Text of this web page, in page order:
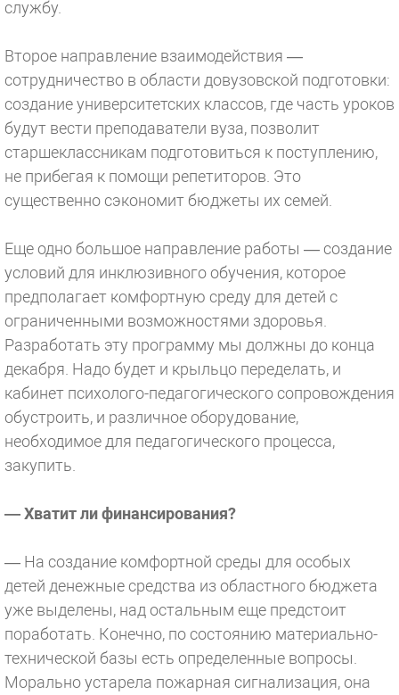
службу.
Второе направление взаимодействия —
сотрудничество в области довузовской подготовки:
создание университетских классов, где часть уроков
будут вести преподаватели вуза, позволит
старшеклассникам подготовиться к поступлению,
не прибегая к помощи репетиторов. Это
существенно сэкономит бюджеты их семей.
Еще одно большое направление работы — создание
условий для инклюзивного обучения, которое
предполагает комфортную среду для детей с
ограниченными возможностями здоровья.
Разработать эту программу мы должны до конца
декабря. Надо будет и крыльцо переделать, и
кабинет психолого-педагогического сопровождения
обустроить, и различное оборудование,
необходимое для педагогического процесса,
закупить.
— Хватит ли финансирования?
— На создание комфортной среды для особых
детей денежные средства из областного бюджета
уже выделены, над остальным еще предстоит
поработать. Конечно, по состоянию материально-
технической базы есть определенные вопросы.
Морально устарела пожарная сигнализация, она